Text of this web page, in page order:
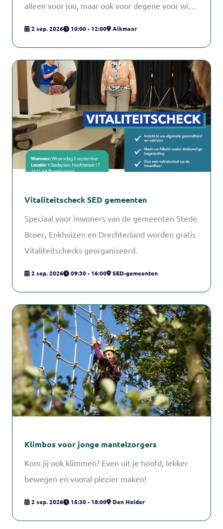
alleen voor jou, maar ook voor degene voor wie
sociaal pedagogisch hulpverleners van
Wijkcentrum de Daalder, begeleiden de groep.
Zij zorgen ook dat er altijd iets lekkers bij de
thee en koffie is!
2 sep. 2026 10:00 - 12:00 Alkmaar
Vitaliteitscheck SED gemeenten
Speciaal voor inwoners van de gemeenten Stede
Broec, Enkhuizen en Drechterland worden gratis
Vitaliteitschecks georganiseerd.
2 sep. 2026 09:30 - 16:00 SED-gemeenten
Klimbos voor jonge mantelzorgers
Kom jij ook klimmen? Even uit je hoofd, lekker
bewegen en vooral plezier maken!
2 sep. 2026 15:30 - 18:00 Den Helder